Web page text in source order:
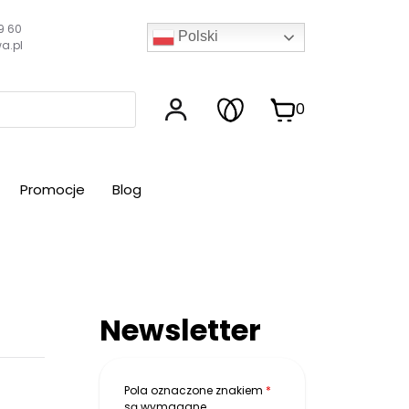
60
Polski
0
Promocje Blog
Newsletter
Pola oznaczone znakiem *